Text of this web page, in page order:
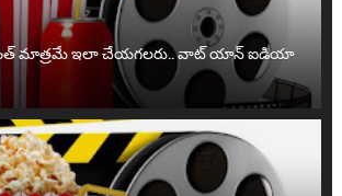
మాత్రమే ఇలా చేయగలరు.. వాట్ యాన్ ఐడియా